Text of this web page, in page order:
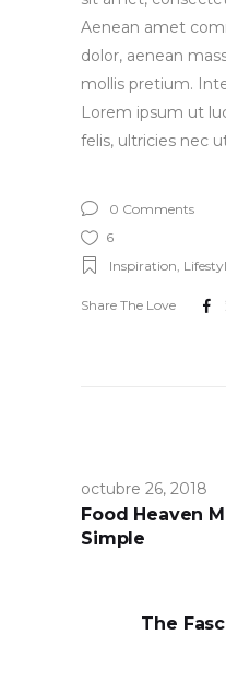
Aenean amet
dolor, aenean
mollis pretium.
Lorem ipsum ut
felis, ultricies nec
0 Comments
6
Inspiration
Share The Love
octubre 26, 2018
Food Heaven
Simple
The